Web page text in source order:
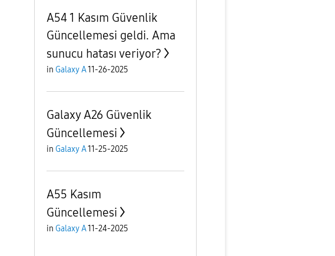
A54 1 Kasım Güvenlik
Güncellemesi geldi. Ama
sunucu hatası veriyor?
in Galaxy A11-26-2025
Galaxy A26 Güvenlik
Güncellemesi
in Galaxy A11-25-2025
A55 Kasım
Güncellemesi
in Galaxy A11-24-2025